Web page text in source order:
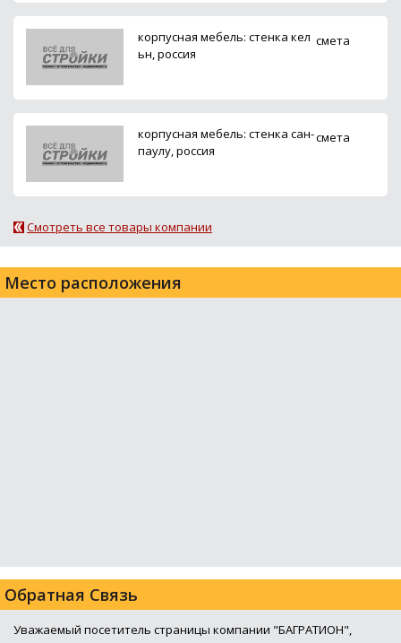
корпусная мебель: стенка кел
ьн, россия
смета
корпусная мебель: стенка сан-
паулу, россия
смета
Смотреть все товары компании
Место расположения
Обратная Связь
Уважаемый посетитель страницы компании "БАГРАТИОН",